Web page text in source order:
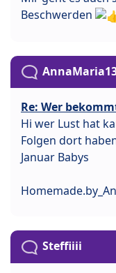
Beschwerden
Re: Wer
Hi wer Lust hat
Folgen dort
Januar Babys
Steffiiii